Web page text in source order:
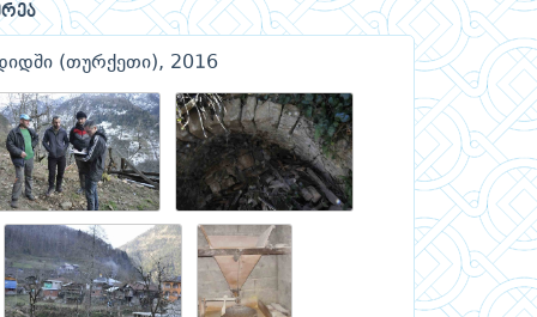
(თურქეთი), 2016